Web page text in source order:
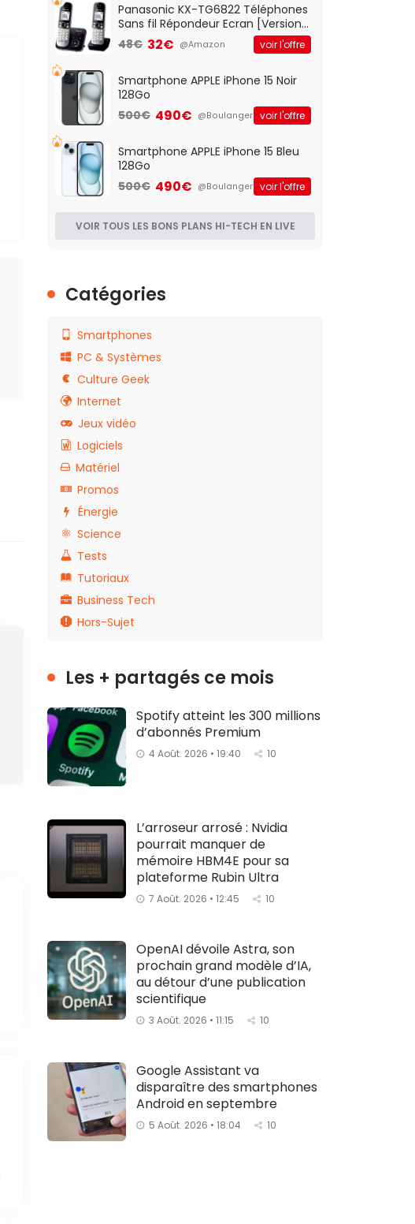
Panasonic KX-TG6822 Téléphones
Sans fil Répondeur Ecran [Version
Française]
48€ 32€ @Amazon voir l'offre
Smartphone APPLE iPhone 15 Noir
128Go
500€ 490€ @Boulanger voir l'offre
Smartphone APPLE iPhone 15 Bleu
128Go
500€ 490€ @Boulanger voir l'offre
VOIR TOUS LES BONS PLANS HI-TECH EN LIVE
Catégories
Smartphones
PC & Systèmes
Culture Geek
Internet
Jeux vidéo
Logiciels
Matériel
Promos
Énergie
Science
Tests
Tutoriaux
Business Tech
Hors-Sujet
Les + partagés ce mois
Spotify atteint les 300 millions
d’abonnés Premium
4 Août. 2026 • 19:40 10
L’arroseur arrosé : Nvidia
pourrait manquer de
mémoire HBM4E pour sa
plateforme Rubin Ultra
7 Août. 2026 • 12:45 10
OpenAI dévoile Astra, son
prochain grand modèle d’IA,
au détour d’une publication
scientifique
3 Août. 2026 • 11:15 10
Google Assistant va
disparaître des smartphones
Android en septembre
5 Août. 2026 • 18:04 10